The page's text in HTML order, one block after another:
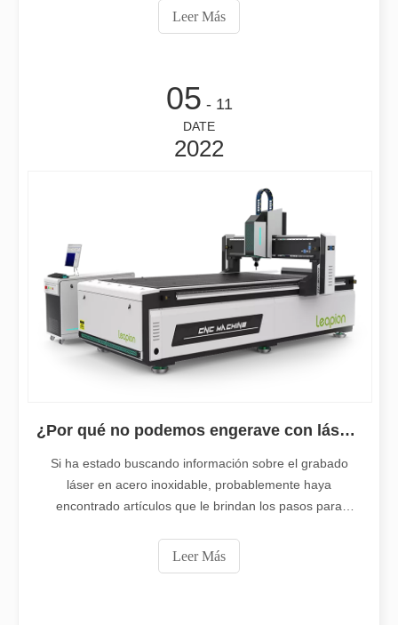
¿Es una buena elección? ¿Qué tan fuerte es la soldadura láser?
La soldadura láser ha revolucionado la fabricación moderna
una amplia gama de aplicaciones y ventajas notables
sobre los métodos de grabado tradicionales. Esta
Leer Más
05 - 11
DATE
2022
¿Por qué no podemos engerave con láser Acero Inoxidable?
Si ha estado buscando información sobre el grabado
láser en acero inoxidable, probablemente haya
encontrado artículos que le brindan los pasos para
el acero inoxidable.Leapion Enviar le dirá por qué esta
aleación de metal es diferente. Grabado láser Acero
Leer Más